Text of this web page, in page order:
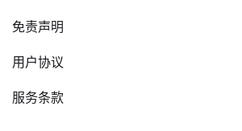
免责声明
用户协议
服务条款